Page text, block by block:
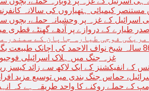
مستنصر کیمیائی ہتھیاروں کی سالانہ
کے غزہ پر وحشیانہ حملے، بچوں سمیت 32
طیارے کے دروازے پر آدھے گھنٹے قطری
فوجی طیارہ جاپان کے سمندر
غزہ جنگ میں ہلاک اسرائیلی فوجیوں کی
کے انفیکشنز کے ایک لاکھ سے زائد کیسز
حماس جنگ بندی میں توسیع مزید